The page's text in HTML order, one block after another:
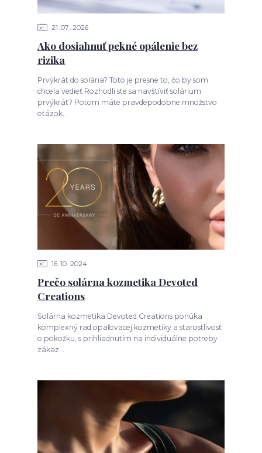
21 07 2026
Ako dosiahnuť pekné opálenie bez
rizika
Prvýkrát do solária? Toto je presne to, čo by som
chcela vedieť Rozhodli ste sa navštíviť solárium
prvýkrát? Potom máte pravdepodobne množstvo
otázok...
16 10 2024
Prečo solárna kozmetika Devoted
Creations
Solárna kozmetika Devoted Creations ponúka
komplexný rad opaľovacej kozmetiky a starostlivosť
o pokožku, s prihliadnutím na individuálne potreby
zákaz...